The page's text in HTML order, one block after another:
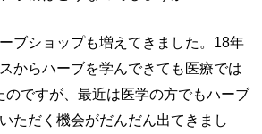
ブショップも増えてきました。18年
からハーブを学んできても医療では
のですが、最近は医学の方でもハーブ
ただく機会がだんだん出てきまし